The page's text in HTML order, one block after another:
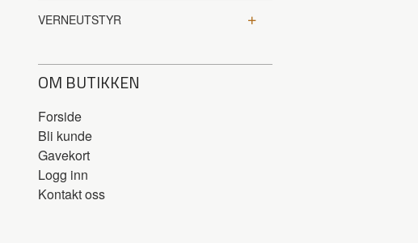
VERNEUTSTYR
OM BUTIKKEN
Forside
Bli kunde
Gavekort
Logg inn
Kontakt oss